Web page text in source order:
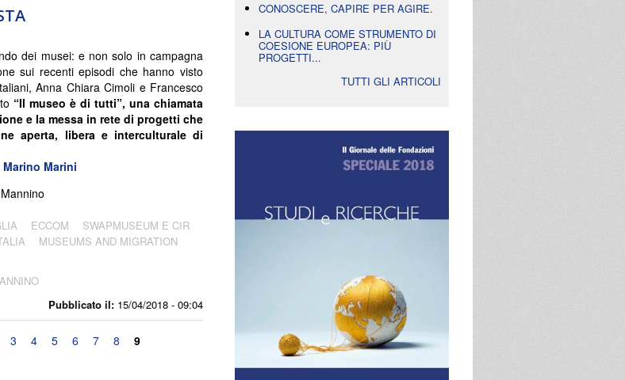
Pubblicato il: 15/04/2018 - 09:04
dei musei: e non solo in campagna
sui recenti episodi che hanno visto
Anna Chiara Cimoli e Francesco
“Il museo è di tutti”, una chiamata
e la messa in rete di progetti che
aperta, libera e interculturale di
Marini
ECCOM
SWAPMUSEUM E CIR
MUSEUMS AND MIGRATION
3 4 5 6 7 8 9
CONOSCERE, CAPIRE PER AGIRE.
LA CULTURA COME STRUMENTO DI
COESIONE EUROPEA: PIÙ
PROGETTI...
TUTTI GLI ARTICOLI